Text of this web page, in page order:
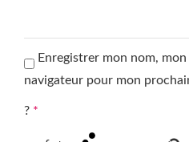
Enregistrer mon nom,
navigateur pour mon
? *